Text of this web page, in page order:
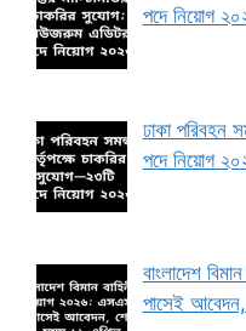
পদে নিয়োগ
ঢাকা পরিবহন
পদে নিয়োগ
বাংলাদেশ
পাসেই